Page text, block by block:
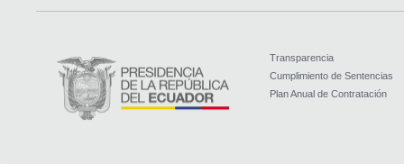
Transparencia
Cumplimiento de Sentencias
Plan Anual de Contratación